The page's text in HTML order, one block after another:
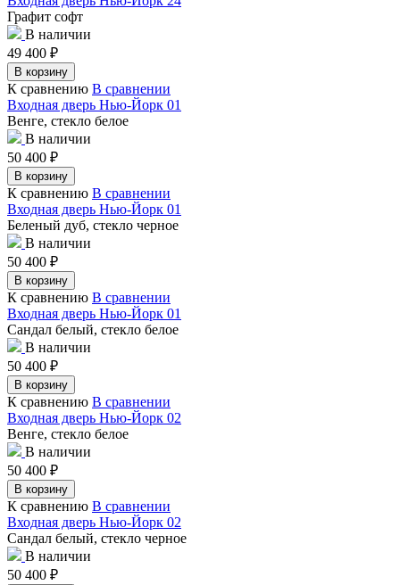
Графит софт
В наличии
49 400 ₽
В корзину
К сравнению В сравнении
Входная дверь Нью-Йорк 01
Венге, стекло белое
В наличии
50 400 ₽
В корзину
К сравнению В сравнении
Входная дверь Нью-Йорк 01
Беленый дуб, стекло черное
В наличии
50 400 ₽
В корзину
К сравнению В сравнении
Входная дверь Нью-Йорк 01
Сандал белый, стекло белое
В наличии
50 400 ₽
В корзину
К сравнению В сравнении
Входная дверь Нью-Йорк 02
Венге, стекло белое
В наличии
50 400 ₽
В корзину
К сравнению В сравнении
Входная дверь Нью-Йорк 02
Сандал белый, стекло черное
В наличии
50 400 ₽